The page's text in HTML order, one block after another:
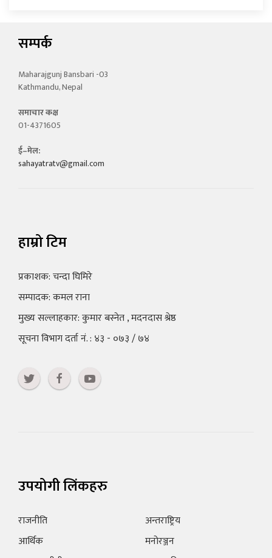
सम्पर्क
Maharajgunj Bansbari -03
Kathmandu, Nepal
समाचार कक्ष
01-4371605
ई–मेल:
sahayatratv@gmail.com
हाम्रो टिम
प्रकाशक: चन्दा घिमिरे
सम्पादक: कमल राना
मुख्य सल्लाहकार: कुमार बस्नेत , मदनदास श्रेष्ठ
सूचना विभाग दर्ता नं. : ४३ - ०७३ / ७४
उपयोगी लिंकहरु
राजनीति
आर्थिक
अन्तराष्ट्रिय
मनोरञ्जन